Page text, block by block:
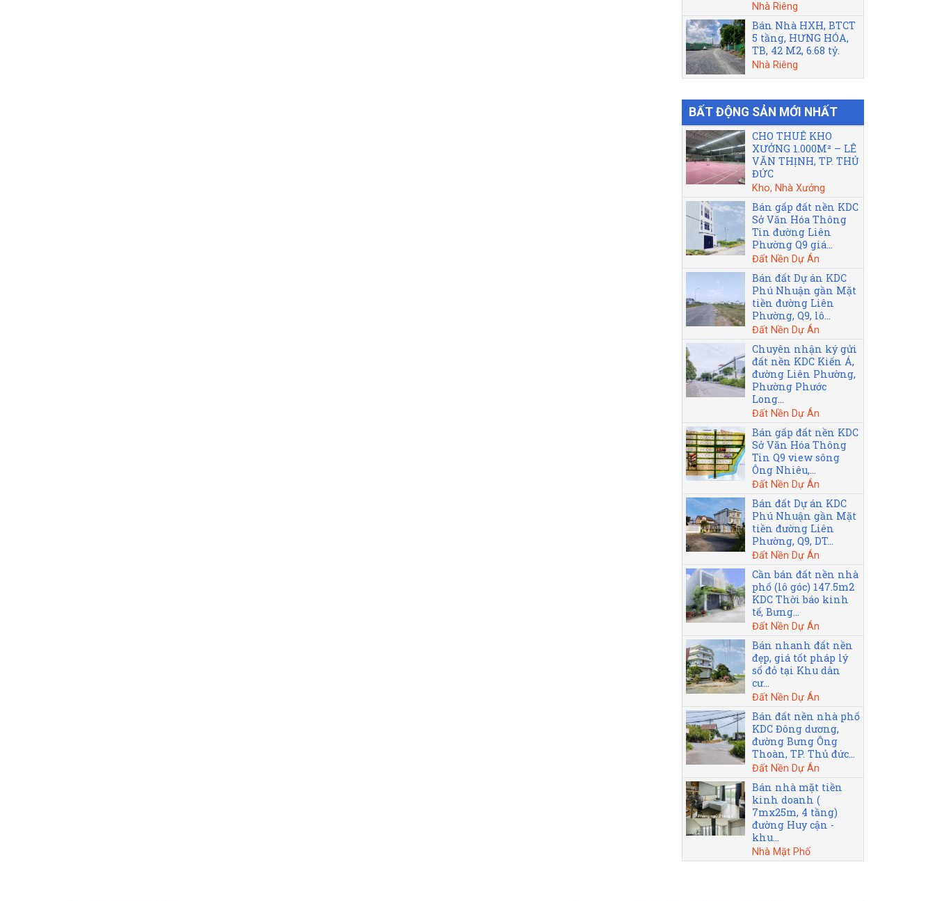
Nhà Riêng
Bán Nhà HXH, BTCT
5 tầng, HƯNG HÓA,
TB, 42 M2, 6.68 tỷ.
Nhà Riêng
BẤT ĐỘNG SẢN MỚI NHẤT
CHO THUÊ KHO
XƯỞNG 1.000M² – LÊ
VĂN THỊNH, TP. THỦ
ĐỨC
Kho, Nhà Xưởng
Bán gấp đất nền KDC
Sở Văn Hóa Thông
Tin đường Liên
Phường Q9 giá...
Đất Nền Dự Án
Bán đất Dự án KDC
Phú Nhuận gần Mặt
tiền đường Liên
Phường, Q9, lô...
Đất Nền Dự Án
Chuyên nhận ký gửi
đất nền KDC Kiến Á,
đường Liên Phường,
Phường Phước
Long...
Đất Nền Dự Án
Bán gấp đất nền KDC
Sở Văn Hóa Thông
Tin Q9 view sông
Ông Nhiêu,...
Đất Nền Dự Án
Bán đất Dự án KDC
Phú Nhuận gần Mặt
tiền đường Liên
Phường, Q9, DT...
Đất Nền Dự Án
Cần bán đất nền nhà
phố (lô góc) 147.5m2
KDC Thời báo kinh
tế, Bưng...
Đất Nền Dự Án
Bán nhanh đất nền
đẹp, giá tốt pháp lý
sổ đỏ tại Khu dân
cư...
Đất Nền Dự Án
Bán đất nền nhà phố
KDC Đông dương,
đường Bưng Ông
Thoàn, TP. Thủ đức...
Đất Nền Dự Án
Bán nhà mặt tiền
kinh doanh (
7mx25m, 4 tầng)
đường Huy cận -
khu...
Nhà Mặt Phố